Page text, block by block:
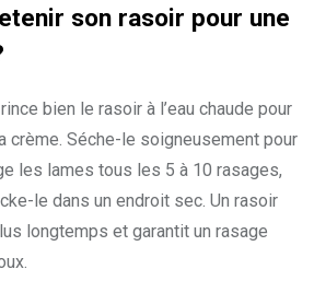
son rasoir pour une
bien le rasoir à l’eau chaude pour
crème. Séche-le soigneusement pour
les lames tous les 5 à 10 rasages,
le dans un endroit sec. Un rasoir
longtemps et garantit un rasage